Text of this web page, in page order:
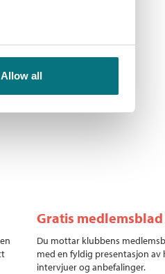
Allow all
Gratis medlemsblad
Du mottar klubbens
med en fyldig presentasjon av
intervjuer og anbefalinger.